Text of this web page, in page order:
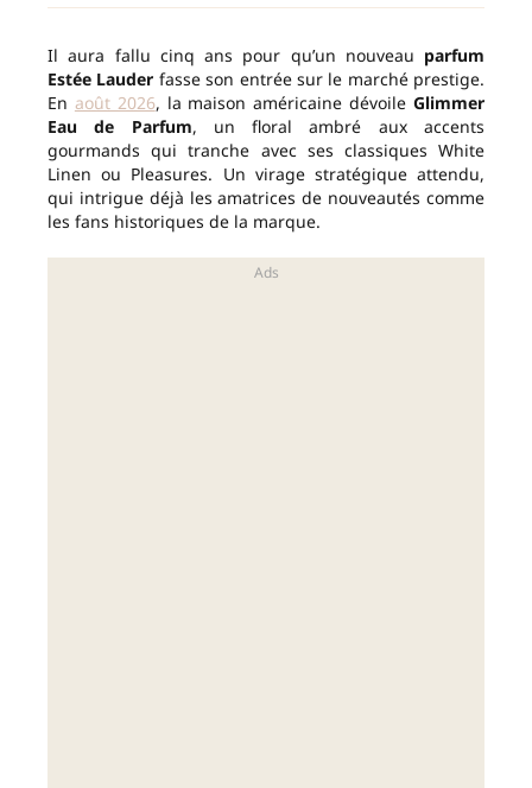
Il aura fallu cinq ans pour qu’un nouveau parfum
Estée Lauder fasse son entrée sur le marché prestige.
En août 2026, la maison américaine dévoileGlimmer
Eau de Parfum, un floral ambré aux accents
gourmands qui tranche avec ses classiques White
Linen ou Pleasures. Un virage stratégique attendu,
qui intrigue déjà les amatrices de nouveautés comme
les fans historiques de la marque.